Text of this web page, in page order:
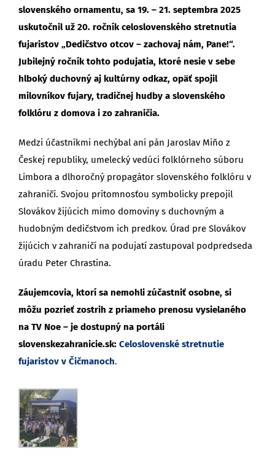
slovenského ornamentu, sa 19. – 21. septembra 2025
uskutočnil už 20. ročník celoslovenského stretnutia
fujaristov „Dedičstvo otcov – zachovaj nám, Pane!“.
Jubilejný ročník tohto podujatia, ktoré nesie v sebe
hlboký duchovný aj kultúrny odkaz, opäť spojil
milovníkov fujary, tradičnej hudby a slovenského
folklóru z domova i zo zahraničia.
Medzi účastníkmi nechýbal ani pán Jaroslav Miňo z
Českej republiky, umelecký vedúci folklórneho súboru
Limbora a dlhoročný propagátor slovenského folklóru v
zahraničí. Svojou prítomnosťou symbolicky prepojil
Slovákov žijúcich mimo domoviny s duchovným a
hudobným dedičstvom ich predkov. Úrad pre Slovákov
žijúcich v zahraničí na podujatí zastupoval podpredseda
úradu Peter Chrastina.
Záujemcovia, ktorí sa nemohli zúčastniť osobne, si
môžu pozrieť zostrih z priameho prenosu vysielaného
na TV Noe – je dostupný na portáli
slovenskezahranicie.sk: Celoslovenské stretnutie
fujaristov v Čičmanoch.